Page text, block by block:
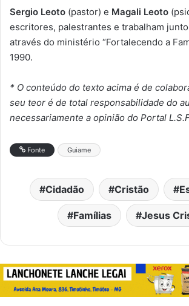
Sergio Leoto (pastor) e Magali Leoto
escritores, palestrantes e trabalham
através do ministério “Fortalecendo a
1990.
* O conteúdo do texto acima é de
seu teor é de total responsabilidade do
necessariamente a opinião do Portal
Fonte Guiame
Cidadão Cristão
Famílias Jesus